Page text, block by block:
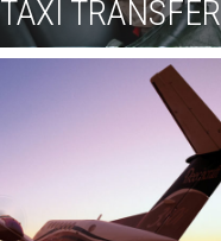
TAXI TRANSFER